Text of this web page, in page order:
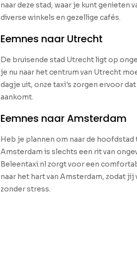
naar deze stad, waar je kunt genieten
diverse winkels en gezellige cafés.
Eemnes naar Utrecht
De bruisende stad Utrecht ligt op
je nu naar het centrum van Utrecht
dagje uit, onze taxi's zorgen ervoor
aankomt.
Eemnes naar Amsterdam
Heb je plannen om naar de hoofdstad
Amsterdam is slechts een rit van
Beleentaxi.nl zorgt voor een
naar het hart van Amsterdam, zodat jij
zonder stress.